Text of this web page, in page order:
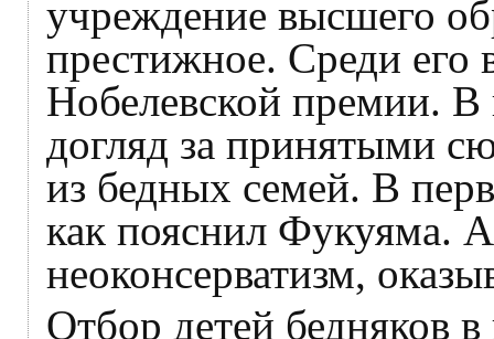
учреждение высшего
престижное. Среди его
Нобелевской премии. В
догляд за принятыми
из бедных семей. В
как пояснил Фукуяма.
неоконсерватизм,
Отбор детей бедняков